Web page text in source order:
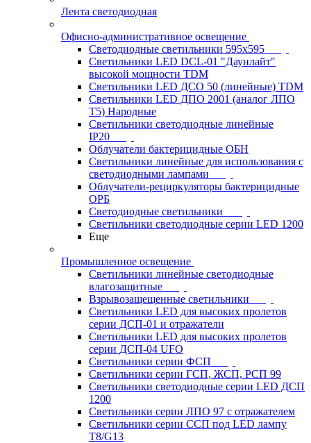
Лента светодиодная
Офисно-административное освещение
Светодиодные светильники 595x595
Светильники LED DCL-01 "Даунлайт"
высокой мощности TDM
Светильники LED ДСО 50 (линейные) TDM
Светильники LED ДПО 2001 (аналог ЛПО
Т5) Народные
Светильники светодиодные линейные
IP20
Облучатели бактерицидные ОБН
Светильники линейные для использования с
светодиодными лампами
Облучатели-рециркуляторы бактерицидные
ОРБ
Светодиодные светильники
Светильники светодиодные серии LED 1200
Еще
Промышленное освещение
Светильники линейные светодиодные
влагозащитные
Взрывозащещенные светильники
Светильники LED для высоких пролетов
серии ДСП-01 и отражатели
Светильники LED для высоких пролетов
серии ДСП-04 UFO
Светильники серии ФСП
Светильники серии ГСП, ЖСП, РСП 99
Светильники светодиодные серии LED ДСП
1200
Светильники серии ЛПО 97 с отражателем
Светильники серии ССП под LED лампу
T8/G13